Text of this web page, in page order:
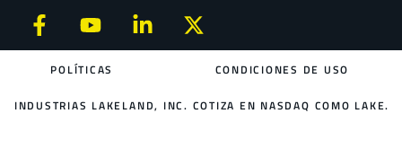
POLÍTICAS CONDICIONES DE USO
INDUSTRIAS LAKELAND, INC. COTIZA EN NASDAQ COMO LAKE.